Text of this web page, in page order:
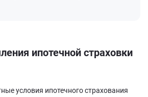
ипотечной страховки
условия ипотечного страхования